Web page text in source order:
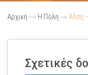
Αρχική Η Πόλη Άλση
Σχετικές